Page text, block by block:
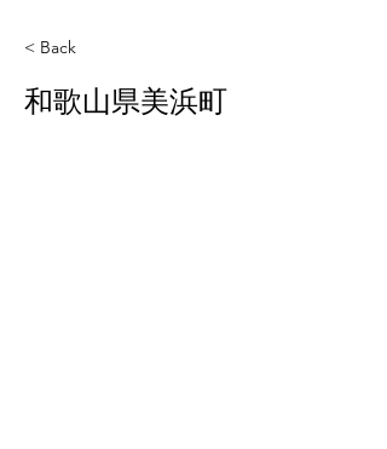
< Back
和歌山県美浜町